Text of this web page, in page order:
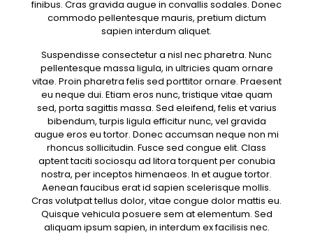
finibus. Cras gravida augue in convallis sodales. Donec
commodo pellentesque mauris, pretium dictum
sapien interdum aliquet.
Suspendisse consectetur a nisl nec pharetra. Nunc
pellentesque massa ligula, in ultricies quam ornare
vitae. Proin pharetra felis sed porttitor ornare. Praesent
eu neque dui. Etiam eros nunc, tristique vitae quam
sed, porta sagittis massa. Sed eleifend, felis et varius
bibendum, turpis ligula efficitur nunc, vel gravida
augue eros eu tortor. Donec accumsan neque non mi
rhoncus sollicitudin. Fusce sed congue elit. Class
aptent taciti sociosqu ad litora torquent per conubia
nostra, per inceptos himenaeos. In et augue tortor.
Aenean faucibus erat id sapien scelerisque mollis.
Cras volutpat tellus dolor, vitae congue dolor mattis eu.
Quisque vehicula posuere sem at elementum. Sed
aliquam ipsum sapien, in interdum ex facilisis nec.